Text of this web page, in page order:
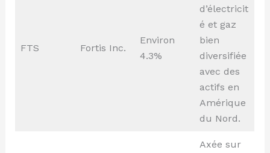
FTS Fortis Inc.
Environ
4.3%
d’électricit
é et gaz
bien
diversifiée
avec des
actifs en
Amérique
du Nord.
Axée sur